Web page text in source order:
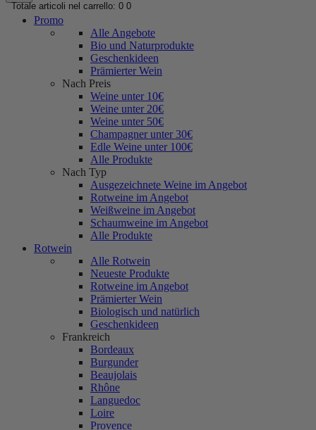
Totale articoli nel carrello: 0 0
Promo
Alle Angebote
Bio und Naturprodukte
Geschenkideen
Prämierter Wein
Nach Preis
Weine unter 10€
Weine unter 20€
Weine unter 50€
Champagner unter 30€
Edle Weine unter 100€
Alle Produkte
Nach Typ
Ausgezeichnete Weine im Angebot
Rotweine im Angebot
Weißweine im Angebot
Schaumweine im Angebot
Alle Produkte
Rotwein
Alle Rotwein
Neueste Produkte
Rotweine im Angebot
Prämierter Wein
Biologisch und natürlich
Geschenkideen
Frankreich
Bordeaux
Burgunder
Beaujolais
Rhône
Languedoc
Loire
Provence